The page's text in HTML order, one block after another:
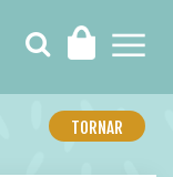
TORNAR